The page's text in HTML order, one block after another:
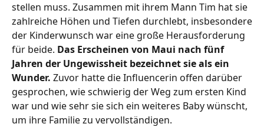
stellen muss. Zusammen mit ihrem Mann Tim hat sie
zahlreiche Höhen und Tiefen durchlebt, insbesondere
der Kinderwunsch war eine große Herausforderung
für beide. Das Erscheinen von Maui nach fünf
Jahren der Ungewissheit bezeichnet sie als ein
Wunder. Zuvor hatte die Influencerin offen darüber
gesprochen, wie schwierig der Weg zum ersten Kind
war und wie sehr sie sich ein weiteres Baby wünscht,
um ihre Familie zu vervollständigen.